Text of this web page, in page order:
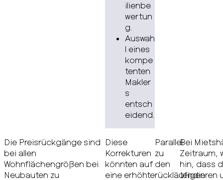
ilienbe
wertun
g.
Auswah
l eines
kompe
tenten
Makler
s
entsch
eidend.
Die Preisrückgänge sind
bei allen
Wohnflächengrößen bei
Neubauten zu
Diese
Korrekturen
könnten auf
eine erhöhte
Parallel
zu
den
rückläufigen
Bei
Zeitraum,
hin, dass
tendieren